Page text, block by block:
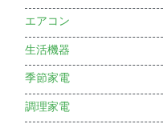
エアコン
生活機器
季節家電
調理家電